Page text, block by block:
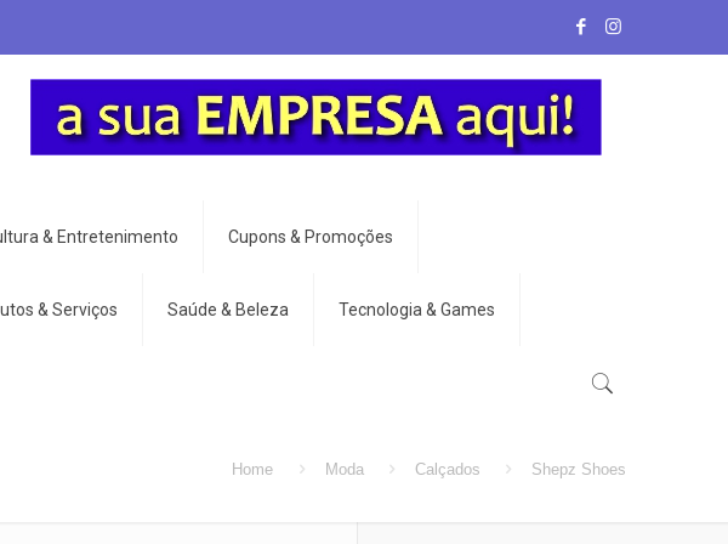
& Entretenimento Cupons & Promoções
& Serviços Saúde & Beleza Tecnologia & Games
Home Moda Calçados Shepz Shoes